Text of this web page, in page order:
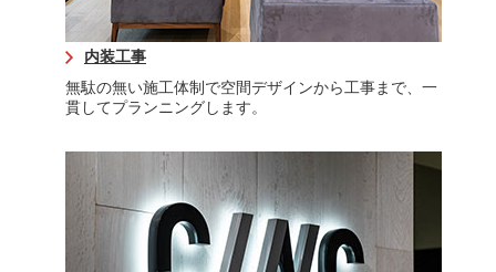
内装工事
無駄の無い施工体制で空間デザインから工事まで、一
貫してプランニングします。